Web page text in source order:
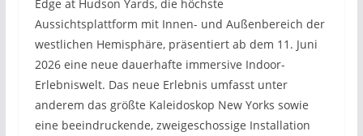
Edge at Hudson Yards, die höchste
Aussichtsplattform mit Innen- und Außenbereich der
westlichen Hemisphäre, präsentiert ab dem 11. Juni
2026 eine neue dauerhafte immersive Indoor-
Erlebniswelt. Das neue Erlebnis umfasst unter
anderem das größte Kaleidoskop New Yorks sowie
eine beeindruckende, zweigeschossige Installation